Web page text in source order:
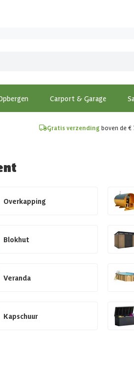
Carport & Garage
Gratis verzending boven de €
Overkapping
Blokhut
Veranda
Kapschuur